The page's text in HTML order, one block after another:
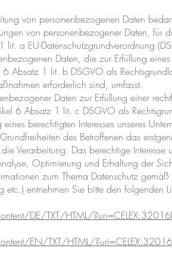
von personenbezogenen Daten
von personenbezogener Daten, für
a EU-Datenschutzgrundverordnung
Daten, die zur Erfüllung
Absatz 1 lit. b DSGVO als
erforderlich sind, umfasst.
Daten zur Erfüllung einer
6 Absatz 1 lit. c DSGVO als
berechtigten Interesses unseres
des Betroffenen das
Verarbeitung. Das berechtige Interesse
Optimierung und Erhaltung der
zum Thema Datenschutz
etc.) entnehmen Sie bitte den folgenden
DE/TXT/HTML/
EN/TXT/HTML/